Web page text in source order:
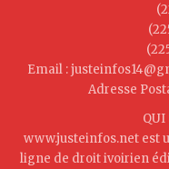
Email :
Adresse
QUI
www.justeinfos.net est
ligne de droit ivoirien